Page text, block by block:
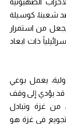
شعبنا، كوسيلة
من استمرار
ذات ابعاد
يعمل بوعي
يؤدي إلى وقف
من غزة وتبادل
في غزة هو